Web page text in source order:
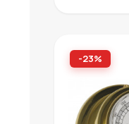
-23%